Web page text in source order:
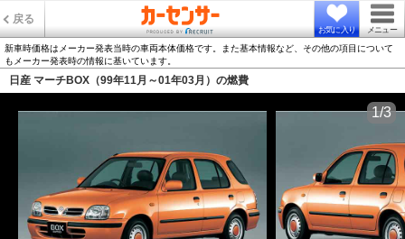
戻る
お気に入り メニュー
新車時価格はメーカー発表当時の車両本体価格です。また基本情報など、その他の項目について
もメーカー発表時の情報に基いています。
日産 マーチBOX（99年11月～01年03月）の燃費
1/3